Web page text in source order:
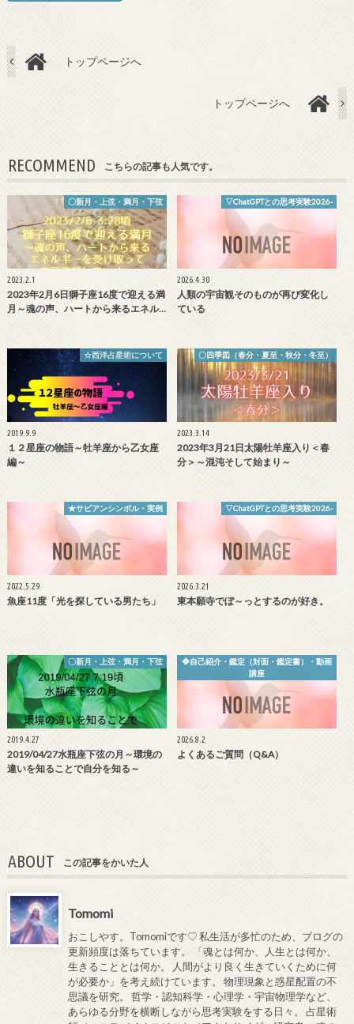
トップページへ
トップページへ
RECOMMEND こちらの記事も人気です。
〇新月・上弦・満月・下弦
2023.2.1
2023年2月6日獅子座16度で迎える満
月～魂の声、ハートから来るエネル…
▽ChatGPTとの思考実験2026-
2026.4.30
人類の宇宙観そのものが再び変化し
ている
☆西洋占星術について
2019.9.9
１２星座の物語～牡羊座から乙女座
編～
〇四季図（春分・夏至・秋分・冬至）
2023.3.14
2023年3月21日太陽牡羊座入り＜春
分＞～混沌そして始まり～
★サビアンシンボル・実例
2022.5.29
魚座11度「光を探している男たち」
▽ChatGPTとの思考実験2026-
2026.3.21
東本願寺でぼ～っとするのが好き。
〇新月・上弦・満月・下弦
2019.4.27
2019/04/27水瓶座下弦の月～環境の
違いを知ることで自分を知る～
❖自己紹介・鑑定（対面・鑑定書）・動画
講座
2026.8.2
よくあるご質問（Q&A）
ABOUT この記事をかいた人
Tomomi
おこしやす。Tomomiです♡ 私生活が多忙のため、ブログの
更新頻度は落ちています。 「魂とは何か、人生とは何か、
生きることとは何か。 人間がより良く生きていくために何
が必要か」を考え続けています。 物理現象と惑星配置の不
思議を研究。 哲学・認知科学・心理学・宇宙物理学など、
あらゆる分野を横断しながら思考実験をする日々。 占星術